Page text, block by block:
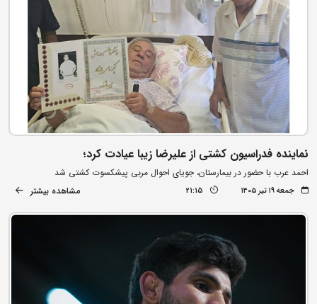
نماینده فدراسیون کشتی از علیرضا زیبا عیادت کرد؛
احمد عرب با حضور در بیمارستان، جویای احوال مربی پیشکسوت کشتی شد
جمعه ۱۹ تیر ۱۴۰۵ 21:15 مشاهده بیشتر